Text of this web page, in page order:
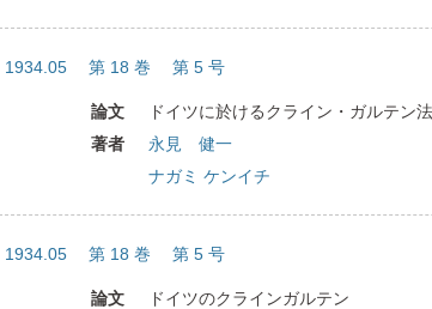
1934.05 第 18 巻 第 5 号
論文
ドイツに於けるクライン・ガルテン法
著者
永見 健一
ナガミ ケンイチ
1934.05 第 18 巻 第 5 号
論文
ドイツのクラインガルテン